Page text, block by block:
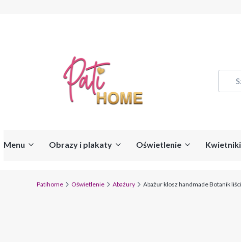
Menu Obrazy i plakaty Oświetlenie Kwietniki
Patihome Oświetlenie Abażury Abażur klosz handmade Botanik